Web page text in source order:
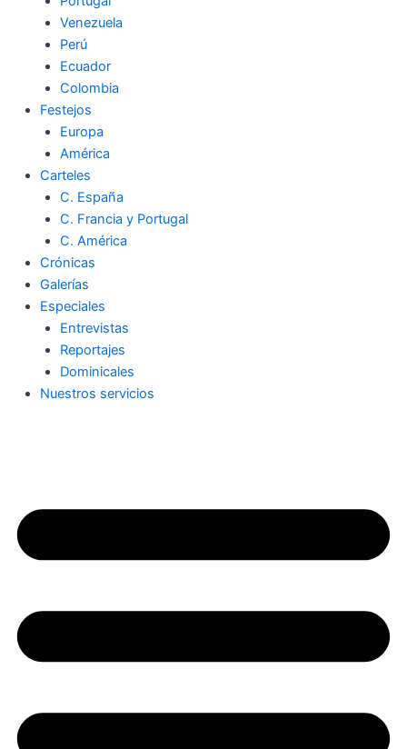
Venezuela
Perú
Ecuador
Colombia
Festejos
Europa
América
Carteles
C. España
C. Francia y Portugal
C. América
Crónicas
Galerías
Especiales
Entrevistas
Reportajes
Dominicales
Nuestros servicios